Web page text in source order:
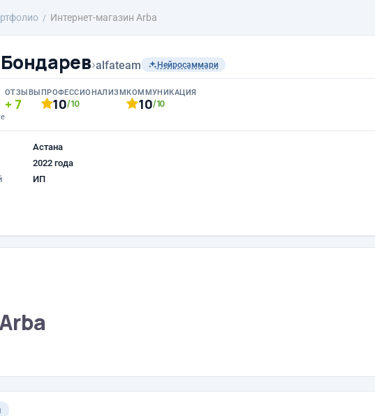
Интернет-магазин Arba
›alfateam Нейросаммари
ОТЗЫВЫ
7
ПРОФЕССИОНАЛИЗМ
10/10
КОММУНИКАЦИЯ
10/10
Астана
2022 года
ИП